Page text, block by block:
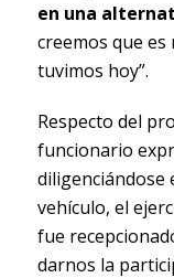
en una
creemos que
tuvimos hoy”.
Respecto del
funcionario
diligenciándose
vehículo, el
fue
darnos la